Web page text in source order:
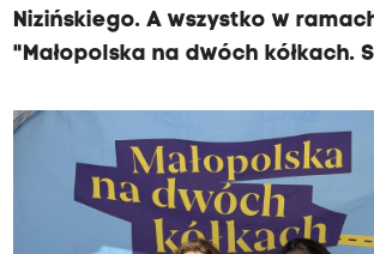
Nizińskiego. A wszystko w
"Małopolska na dwóch kółkach.